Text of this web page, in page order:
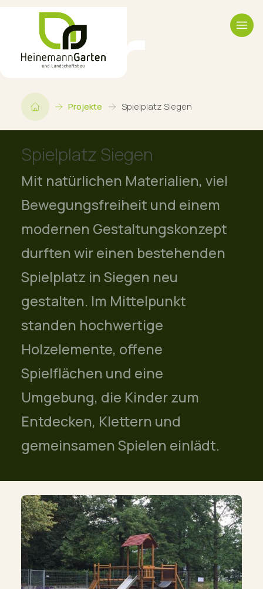
Projekte Spielplatz Siegen
Spielplatz Siegen
Mit natürlichen Materialien, viel
Bewegungsfreiheit und einem
modernen Gestaltungskonzept
durften wir einen bestehenden
Spielplatz in Siegen neu
gestalten. Im Mittelpunkt
standen hochwertige
Holzelemente, offene
Spielflächen und eine
Umgebung, die Kinder zum
Entdecken, Klettern und
gemeinsamen Spielen einlädt.